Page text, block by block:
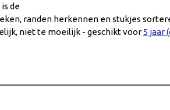
de
randen herkennen en stukjes
niet te moeilijk - geschikt voor 5 jaar